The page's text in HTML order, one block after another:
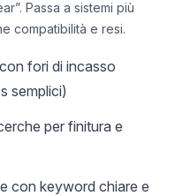
Passa a sistemi più
compatibilità e resi.
fori di incasso
semplici)
per finitura e
con keyword chiare e